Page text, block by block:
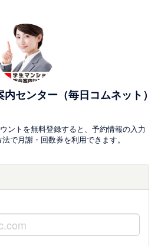
センター（毎日コムネット）
ントを無料登録すると、予約情報の入力
で月謝・回数券を利用できます。